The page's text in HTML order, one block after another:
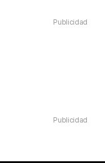
Publicidad
Publicidad